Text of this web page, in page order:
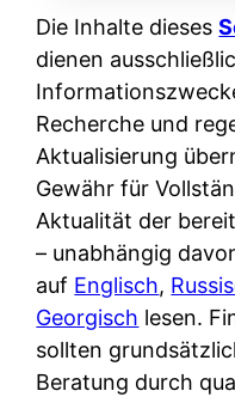
h
i
e
r
e
n
r
u
s
s
i
s
c
W
t
i
r
k
n
d
e
r
S
c
h
u
t
z
d
e
Die Inhalte dieses
dienen
Recherche und
Aktualisierung
Gewähr für
Aktualität der
– unabhängig
auf Englisch,
Georgisch lesen.
sollten
Beratung durch